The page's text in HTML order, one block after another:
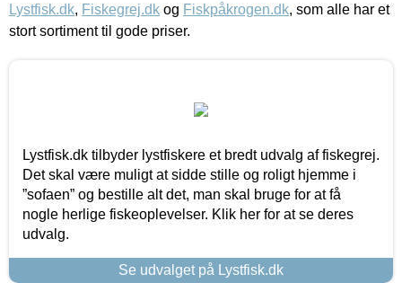
Lystfisk.dk, Fiskegrej.dk og Fiskpåkrogen.dk, som alle har et
stort sortiment til gode priser.
Lystfisk.dk tilbyder lystfiskere et bredt udvalg af fiskegrej.
Det skal være muligt at sidde stille og roligt hjemme i
”sofaen” og bestille alt det, man skal bruge for at få
nogle herlige fiskeoplevelser. Klik her for at se deres
udvalg.
Se udvalget på Lystfisk.dk